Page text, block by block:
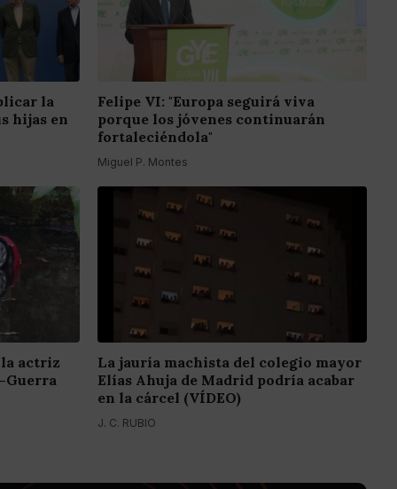
la
hijas en
Felipe VI: "Europa seguirá viva
porque los jóvenes continuarán
fortaleciéndola"
Miguel P. Montes
actriz
Guerra
La jauría machista del colegio mayor
Elías Ahuja de Madrid podría acabar
en la cárcel (VÍDEO)
J. C. RUBIO